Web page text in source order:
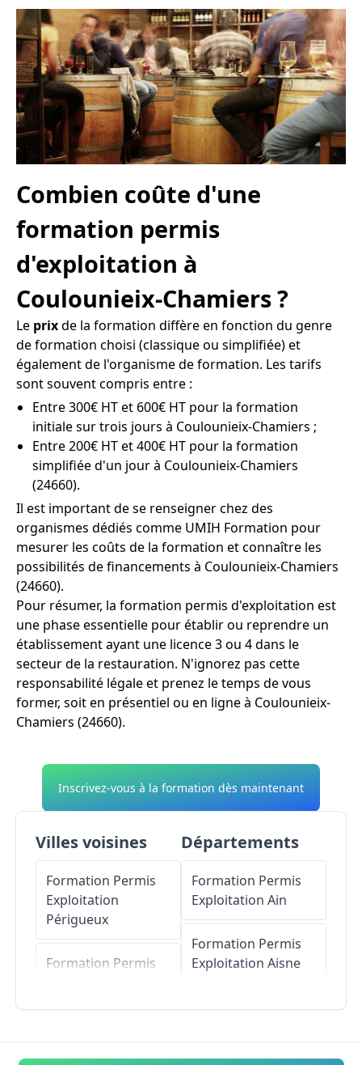
Combien coûte d'une
formation permis
d'exploitation à
Coulounieix-Chamiers ?
Le prixde la formation diffère en fonction du genre
de formation choisi (classique ou simplifiée) et
également de l'organisme de formation. Les tarifs
sont souvent compris entre :
Entre 300€ HT et 600€ HT pour la formation
initiale sur trois jours à Coulounieix-Chamiers ;
Entre 200€ HT et 400€ HT pour la formation
simplifiée d'un jour à Coulounieix-Chamiers
(24660).
Il est important de se renseigner chez des
organismes dédiés comme UMIH Formation pour
mesurer les coûts de la formation et connaître les
possibilités de financements à Coulounieix-Chamiers
(24660).
Pour résumer, la formation permis d'exploitation est
une phase essentielle pour établir ou reprendre un
établissement ayant une licence 3 ou 4 dans le
secteur de la restauration. N'ignorez pas cette
responsabilité légale et prenez le temps de vous
former, soit en présentiel ou en ligne à Coulounieix-
Chamiers (24660).
Inscrivez-vous à la formation dès maintenant
Villes voisines
Formation Permis
Exploitation
Périgueux
Formation Permis
Formation Permis
Départements
Formation Permis
Exploitation Ain
Formation Permis
Exploitation Aisne
Formation Permis